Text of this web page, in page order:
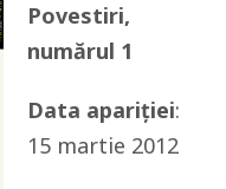
Povestiri,
numărul 1
Data apariției:
15 martie 2012